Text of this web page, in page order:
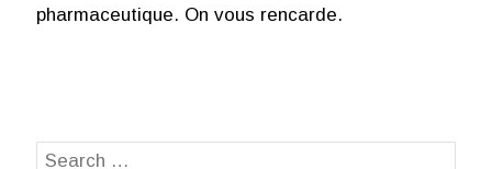
pharmaceutique. On vous rencarde.
Search